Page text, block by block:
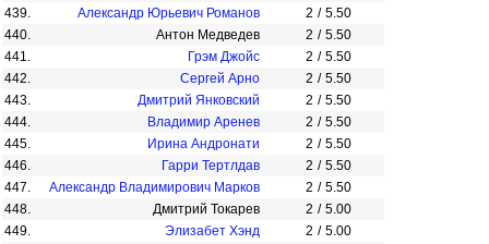
439.
Александр Юрьевич Романов 2 / 5.50
440.
Антон Медведев 2 / 5.50
441.
Грэм Джойс 2 / 5.50
442.
Сергей Арно 2 / 5.50
443.
Дмитрий Янковский 2 / 5.50
444.
Владимир Аренев 2 / 5.50
445.
Ирина Андронати 2 / 5.50
446.
Гарри Тертлдав 2 / 5.50
447.
Александр Владимирович Марков 2 / 5.50
448.
Дмитрий Токарев 2 / 5.00
449.
Элизабет Хэнд 2 / 5.00